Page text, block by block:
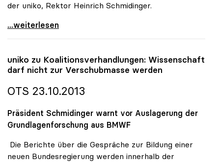
der uniko, Rektor Heinrich Schmidinger.
Rektorinnen und Rektoren gegen Aufteilung von
...weiterlesen
uniko zu Koalitionsverhandlungen: Wissenschaft
darf nicht zur Verschubmasse werden
OTS 23.10.2013
Präsident Schmidinger warnt vor Auslagerung der
Grundlagenforschung aus BMWF
Die Berichte über die Gespräche zur Bildung einer
neuen Bundesregierung werden innerhalb der